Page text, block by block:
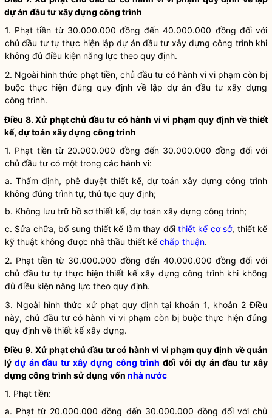
dự án đầu tư xây dựng công trình
1. Phạt tiền từ 30.000.000 đồng đến 40.000.000 đồng đối với
chủ đầu tư tự thực hiện lập dự án đầu tư xây dựng công trình khi
không đủ điều kiện năng lực theo quy định.
2. Ngoài hình thức phạt tiền, chủ đầu tư có hành vi vi phạm còn bị
buộc thực hiện đúng quy định về lập dự án đầu tư xây dựng
công trình.
Điều 8. Xử phạt chủ đầu tư có hành vi vi phạm quy định về thiết
kế, dự toán xây dựng công trình
1. Phạt tiền từ 20.000.000 đồng đến 30.000.000 đồng đối với
chủ đầu tư có một trong các hành vi:
a. Thẩm định, phê duyệt thiết kế, dự toán xây dựng công trình
không đúng trình tự, thủ tục quy định;
b. Không lưu trữ hồ sơ thiết kế, dự toán xây dựng công trình;
c. Sửa chữa, bổ sung thiết kế làm thay đổi thiết kế cơ sở, thiết kế
kỹ thuật không được nhà thầu thiết kếchấp thuận.
2. Phạt tiền từ 30.000.000 đồng đến 40.000.000 đồng đối với
chủ đầu tư tự thực hiện thiết kế xây dựng công trình khi không
đủ điều kiện năng lực theo quy định.
3. Ngoài hình thức xử phạt quy định tại khoản 1, khoản 2 Điều
này, chủ đầu tư có hành vi vi phạm còn bị buộc thực hiện đúng
quy định về thiết kế xây dựng.
Điều 9. Xử phạt chủ đầu tư có hành vi vi phạm quy định về quản
lý dự án đầu tư xây dựng công trình đối với dự án đầu tư xây
dựng công trình sử dụng vốn nhà nước
1. Phạt tiền:
a. Phạt từ 20.000.000 đồng đến 30.000.000 đồng đối với chủ